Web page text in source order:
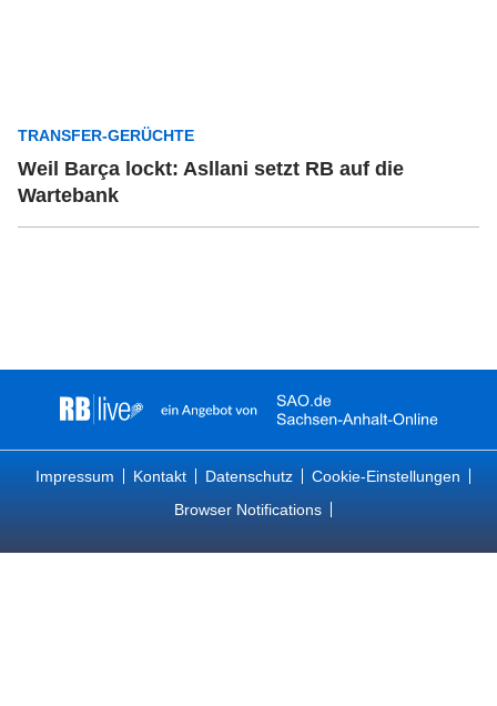
TRANSFER-GERÜCHTE
Weil Barça lockt: Asllani setzt RB auf die
Wartebank
Impressum Kontakt Datenschutz
Cookie-Einstellungen
Browser Notifications